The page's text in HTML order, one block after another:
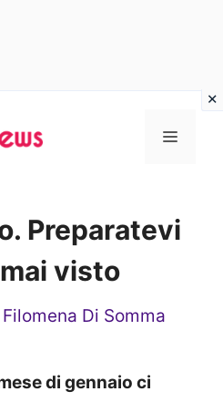
Menu
Preparatevi
visto
Filomena Di Somma
di gennaio ci